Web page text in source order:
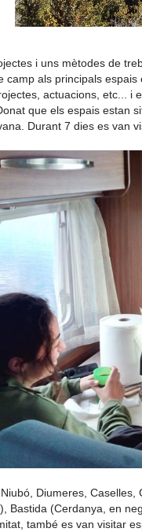
i uns mètodes de
camp als principals
actuacions, etc... i
que els espais estan
Durant 7 dies es van
Diumeres,
Bastida (Cerdanya, en
també es van visitar